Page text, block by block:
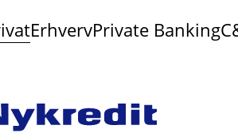
ErhvervPrivate Banking